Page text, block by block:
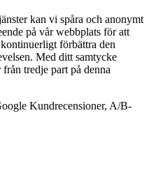
kan vi spåra och anonymt
på vår webbplats för att
förbättra den
Med ditt samtycke
tredje part på denna
Kundrecensioner, A/B-